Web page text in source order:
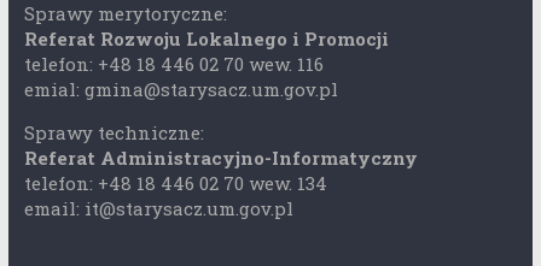
Sprawy merytoryczne:
Referat Rozwoju Lokalnego i Promocji
telefon: +48 18 446 02 70 wew. 116
emial: gmina@starysacz.um.gov.pl
Sprawy techniczne:
Referat Administracyjno-Informatyczny
telefon: +48 18 446 02 70 wew. 134
email: it@starysacz.um.gov.pl